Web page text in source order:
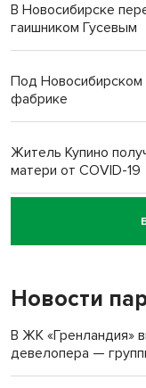
В Новосибирске
гаишником Гусевым
Под Новосибирском
фабрике
Житель Купино
матери от COVID-19
Новосибирский суд
пенсионерки на
«Мы живём на
терроризируют
Новости
В ЖК «Гренландия»
девелопера —